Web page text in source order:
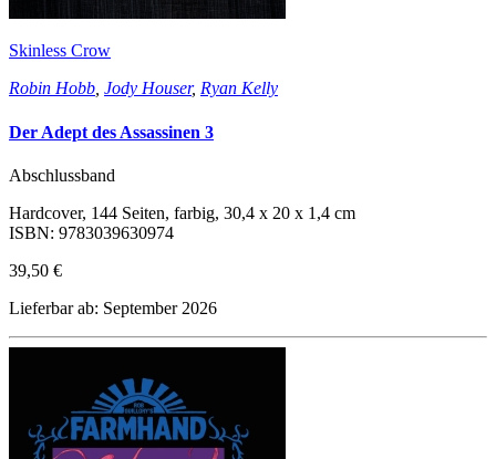
Skinless Crow
Robin Hobb, Jody Houser, Ryan Kelly
Der Adept des Assassinen 3
Abschlussband
Hardcover, 144 Seiten, farbig, 30,4 x 20 x 1,4 cm
ISBN: 9783039630974
39,50 €
Lieferbar ab: September 2026